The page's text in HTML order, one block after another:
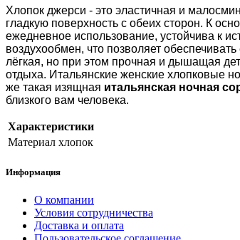
Хлопок джерси - это эластичная и
гладкую поверхность с обеих сторон. К
ежедневное использование, устойчива к
воздухообмен, что позволяет
лёгкая, но при этом прочная и дышащая
отдыха. Итальянские женские хлопковые
же такая изящная итальянская ночная
близкого вам человека.
Характеристики
Материал хлопок
Информация
О компании
Условия сотрудничества
Доставка и оплата